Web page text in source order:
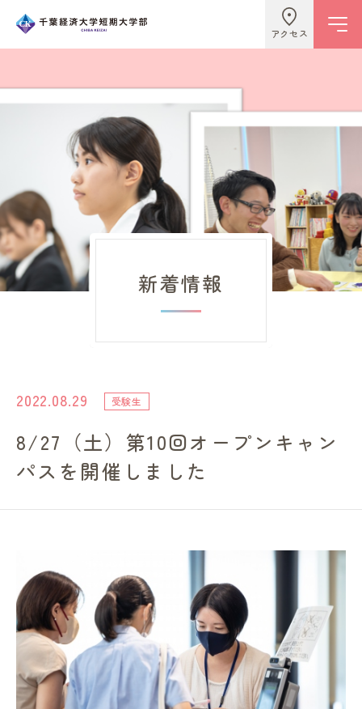
アクセス
学校情報
ビジネスライフ学科
こども学科
キャンパスライフ
進路・就職情報
レンガ棟について
高校の先生方へ
地域・一般の方へ
企業・園・施設の方へ
新着情報
2022.08.29 受験生
8/27（土）第10回オープンキャン
パスを開催しました